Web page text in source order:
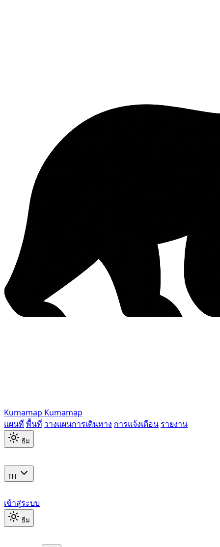
Kumamap Kumamap
แผนที่ พื้นที่ วางแผนการเดินทาง การแจ้งเตือน รายงาน
ธีม
TH
เข้าสู่ระบบ
ธีม